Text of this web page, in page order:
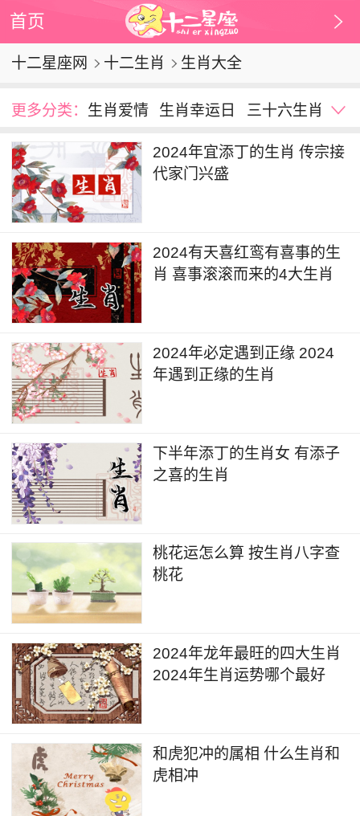
首页
十二星座网 十二生肖 生肖大全
更多分类： 生肖爱情 生肖幸运日
三十六生肖
生肖谜语
生肖与楼层
12生肖图片
12生肖财位
12生肖年份
生肖顺序
生肖日期
生肖幸运色
出生年月日算命 生肖优点缺点
2024年宜添丁的生肖 传宗接
代家门兴盛
2024有天喜红鸾有喜事的生
肖 喜事滚滚而来的4大生肖
2024年必定遇到正缘 2024
年遇到正缘的生肖
下半年添丁的生肖女 有添子
之喜的生肖
桃花运怎么算 按生肖八字查
桃花
2024年龙年最旺的四大生肖
2024年生肖运势哪个最好
和虎犯冲的属相 什么生肖和
虎相冲